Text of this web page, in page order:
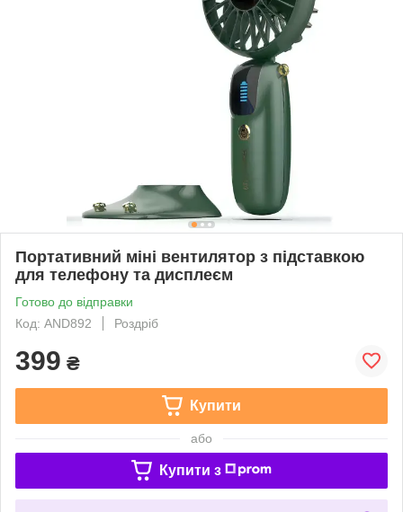
Портативний міні вентилятор з підставкою
для телефону та дисплеєм
Готово до відправки
Код: AND892
Роздріб
399 ₴
Купити
або
Купити з